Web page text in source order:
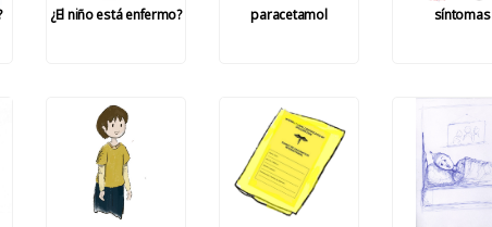
¿El niño está enfermo? paracetamol síntomas